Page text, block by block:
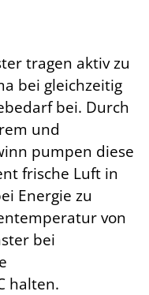
tragen aktiv zu
bei gleichzeitig
bei. Durch
und
pumpen diese
frische Luft in
Energie zu
von
bei
halten.